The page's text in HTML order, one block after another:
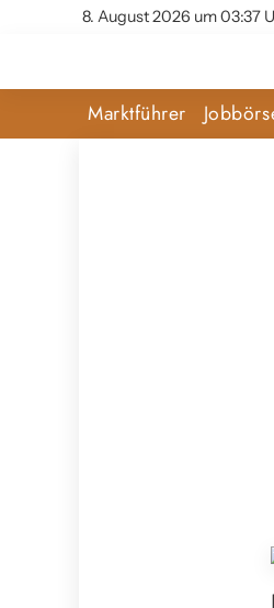
8. August 2026 um 03:37
Marktführer